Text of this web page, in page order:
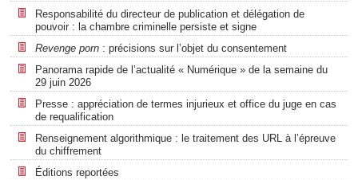
Responsabilité du directeur de publication et délégation de
pouvoir : la chambre criminelle persiste et signe
Revenge porn : précisions sur l’objet du consentement
Panorama rapide de l’actualité « Numérique » de la semaine du
29 juin 2026
Presse : appréciation de termes injurieux et office du juge en cas
de requalification
Renseignement algorithmique : le traitement des URL à l’épreuve
du chiffrement
Éditions reportées